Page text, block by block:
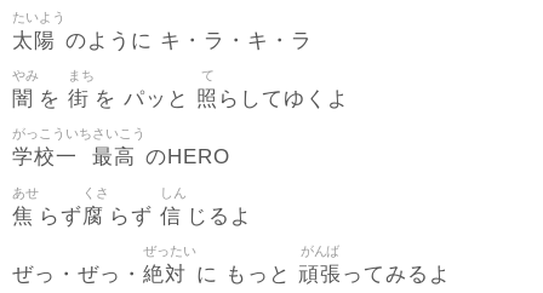
太陽
たいよう
のように キ・ラ・キ・ラ
闇
やみ
を 街
まち
を パッと 照
て
らしてゆくよ
学校一
がっこういち
最高
さいこう
のHERO
焦
あせ
らず腐
くさ
らず 信
しん
じるよ
ぜっ・ぜっ・ 絶対
ぜったい
に もっと 頑張
がんば
ってみるよ